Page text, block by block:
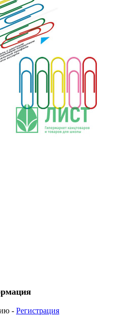
- Регистрация